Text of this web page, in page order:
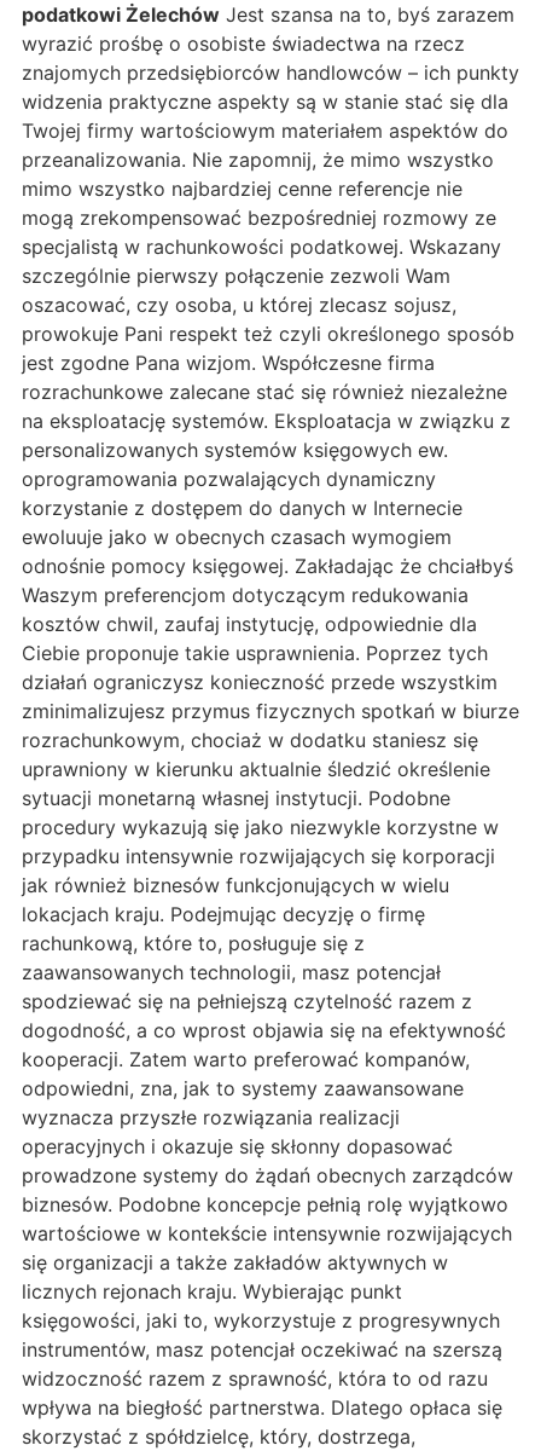
podatkowi Żelechów Jest szansa na to, byś zarazem
wyrazić prośbę o osobiste świadectwa na rzecz
znajomych przedsiębiorców handlowców – ich punkty
widzenia praktyczne aspekty są w stanie stać się dla
Twojej firmy wartościowym materiałem aspektów do
przeanalizowania. Nie zapomnij, że mimo wszystko
mimo wszystko najbardziej cenne referencje nie
mogą zrekompensować bezpośredniej rozmowy ze
specjalistą w rachunkowości podatkowej. Wskazany
szczególnie pierwszy połączenie zezwoli Wam
oszacować, czy osoba, u której zlecasz sojusz,
prowokuje Pani respekt też czyli określonego sposób
jest zgodne Pana wizjom. Współczesne firma
rozrachunkowe zalecane stać się również niezależne
na eksploatację systemów. Eksploatacja w związku z
personalizowanych systemów księgowych ew.
oprogramowania pozwalających dynamiczny
korzystanie z dostępem do danych w Internecie
ewoluuje jako w obecnych czasach wymogiem
odnośnie pomocy księgowej. Zakładając że chciałbyś
Waszym preferencjom dotyczącym redukowania
kosztów chwil, zaufaj instytucję, odpowiednie dla
Ciebie proponuje takie usprawnienia. Poprzez tych
działań ograniczysz konieczność przede wszystkim
zminimalizujesz przymus fizycznych spotkań w biurze
rozrachunkowym, chociaż w dodatku staniesz się
uprawniony w kierunku aktualnie śledzić określenie
sytuacji monetarną własnej instytucji. Podobne
procedury wykazują się jako niezwykle korzystne w
przypadku intensywnie rozwijających się korporacji
jak również biznesów funkcjonujących w wielu
lokacjach kraju. Podejmując decyzję o firmę
rachunkową, które to, posługuje się z
zaawansowanych technologii, masz potencjał
spodziewać się na pełniejszą czytelność razem z
dogodność, a co wprost objawia się na efektywność
kooperacji. Zatem warto preferować kompanów,
odpowiedni, zna, jak to systemy zaawansowane
wyznacza przyszłe rozwiązania realizacji
operacyjnych i okazuje się skłonny dopasować
prowadzone systemy do żądań obecnych zarządców
biznesów. Podobne koncepcje pełnią rolę wyjątkowo
wartościowe w kontekście intensywnie rozwijających
się organizacji a także zakładów aktywnych w
licznych rejonach kraju. Wybierając punkt
księgowości, jaki to, wykorzystuje z progresywnych
instrumentów, masz potencjał oczekiwać na szerszą
widzoczność razem z sprawność, która to od razu
wpływa na biegłość partnerstwa. Dlatego opłaca się
skorzystać z spółdzielcę, który, dostrzega,